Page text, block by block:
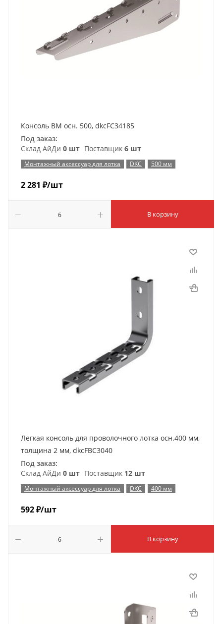
Консоль BM осн. 500, dkcFC34185
Под заказ:
Склад АйДи 0 шт Поставщик 6 шт
Монтажный аксессуар для лотка DKC 500 мм
2 281 ₽/шт
В корзину
Легкая консоль для проволочного лотка осн.400 мм,
толщина 2 мм, dkcFBC3040
Под заказ:
Склад АйДи 0 шт Поставщик 12 шт
Монтажный аксессуар для лотка DKC 400 мм
592₽/шт
В корзину